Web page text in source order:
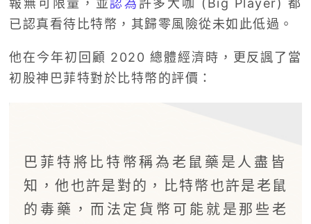
報無可限量，並認為許多大咖 (Big Player) 都
已認真看待比特幣，其歸零風險從未如此低過。
他在今年初回顧 2020 總體經濟時，更反諷了當
初股神巴菲特對於比特幣的評價：
巴菲特將比特幣稱為老鼠藥是人盡皆
知，他也許是對的，比特幣也許是老鼠
的毒藥，而法定貨幣可能就是那些老